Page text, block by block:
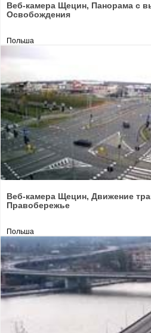
Веб-камера Щецин, Панорама с
Освобождения
Польша
Веб-камера Щецин, Движение
Правобережье
Польша